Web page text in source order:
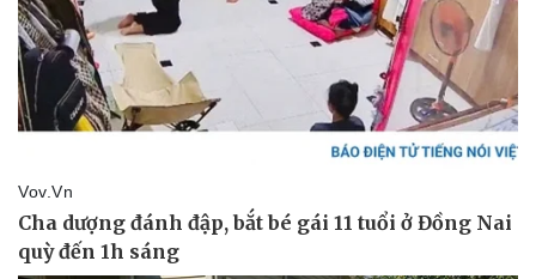
Pháp luật
Tư vấn luật
Quân sự - Quốc phòng
Vũ khí